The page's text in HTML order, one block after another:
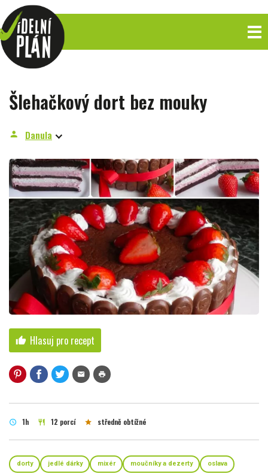
Šlehačkový dort bez mouky
person Danula
thumb_up Hlasuj pro recept
mail print
schedule 1h restaurant 12 porcí star středně obtížné
dorty jedlé dárky mixér moučníky a dezerty oslava